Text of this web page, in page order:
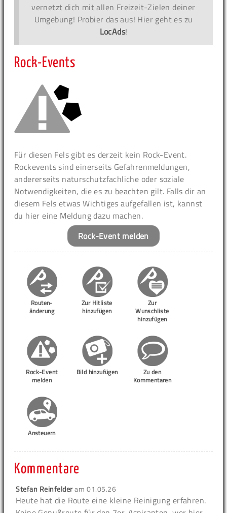
vernetzt dich mit allen Freizeit-Zielen deiner
Umgebung! Probier das aus! Hier geht es zu
LocAds!
Rock-Events
Für diesen Fels gibt es derzeit kein Rock-Event.
Rockevents sind einerseits Gefahrenmeldungen,
andererseits naturschutzfachliche oder soziale
Notwendigkeiten, die es zu beachten gilt. Falls dir an
diesem Fels etwas Wichtiges aufgefallen ist, kannst
du hier eine Meldung dazu machen.
Rock-Event melden
Routen-
änderung
Zur Hitliste
hinzufügen
Zur
Wunschliste
hinzufügen
Rock-Event
melden
Bild hinzufügen
Zu den
Kommentaren
Ansteuern
Kommentare
Stefan Reinfelderam01.05.26
Heute hat die Route eine kleine Reinigung erfahren.